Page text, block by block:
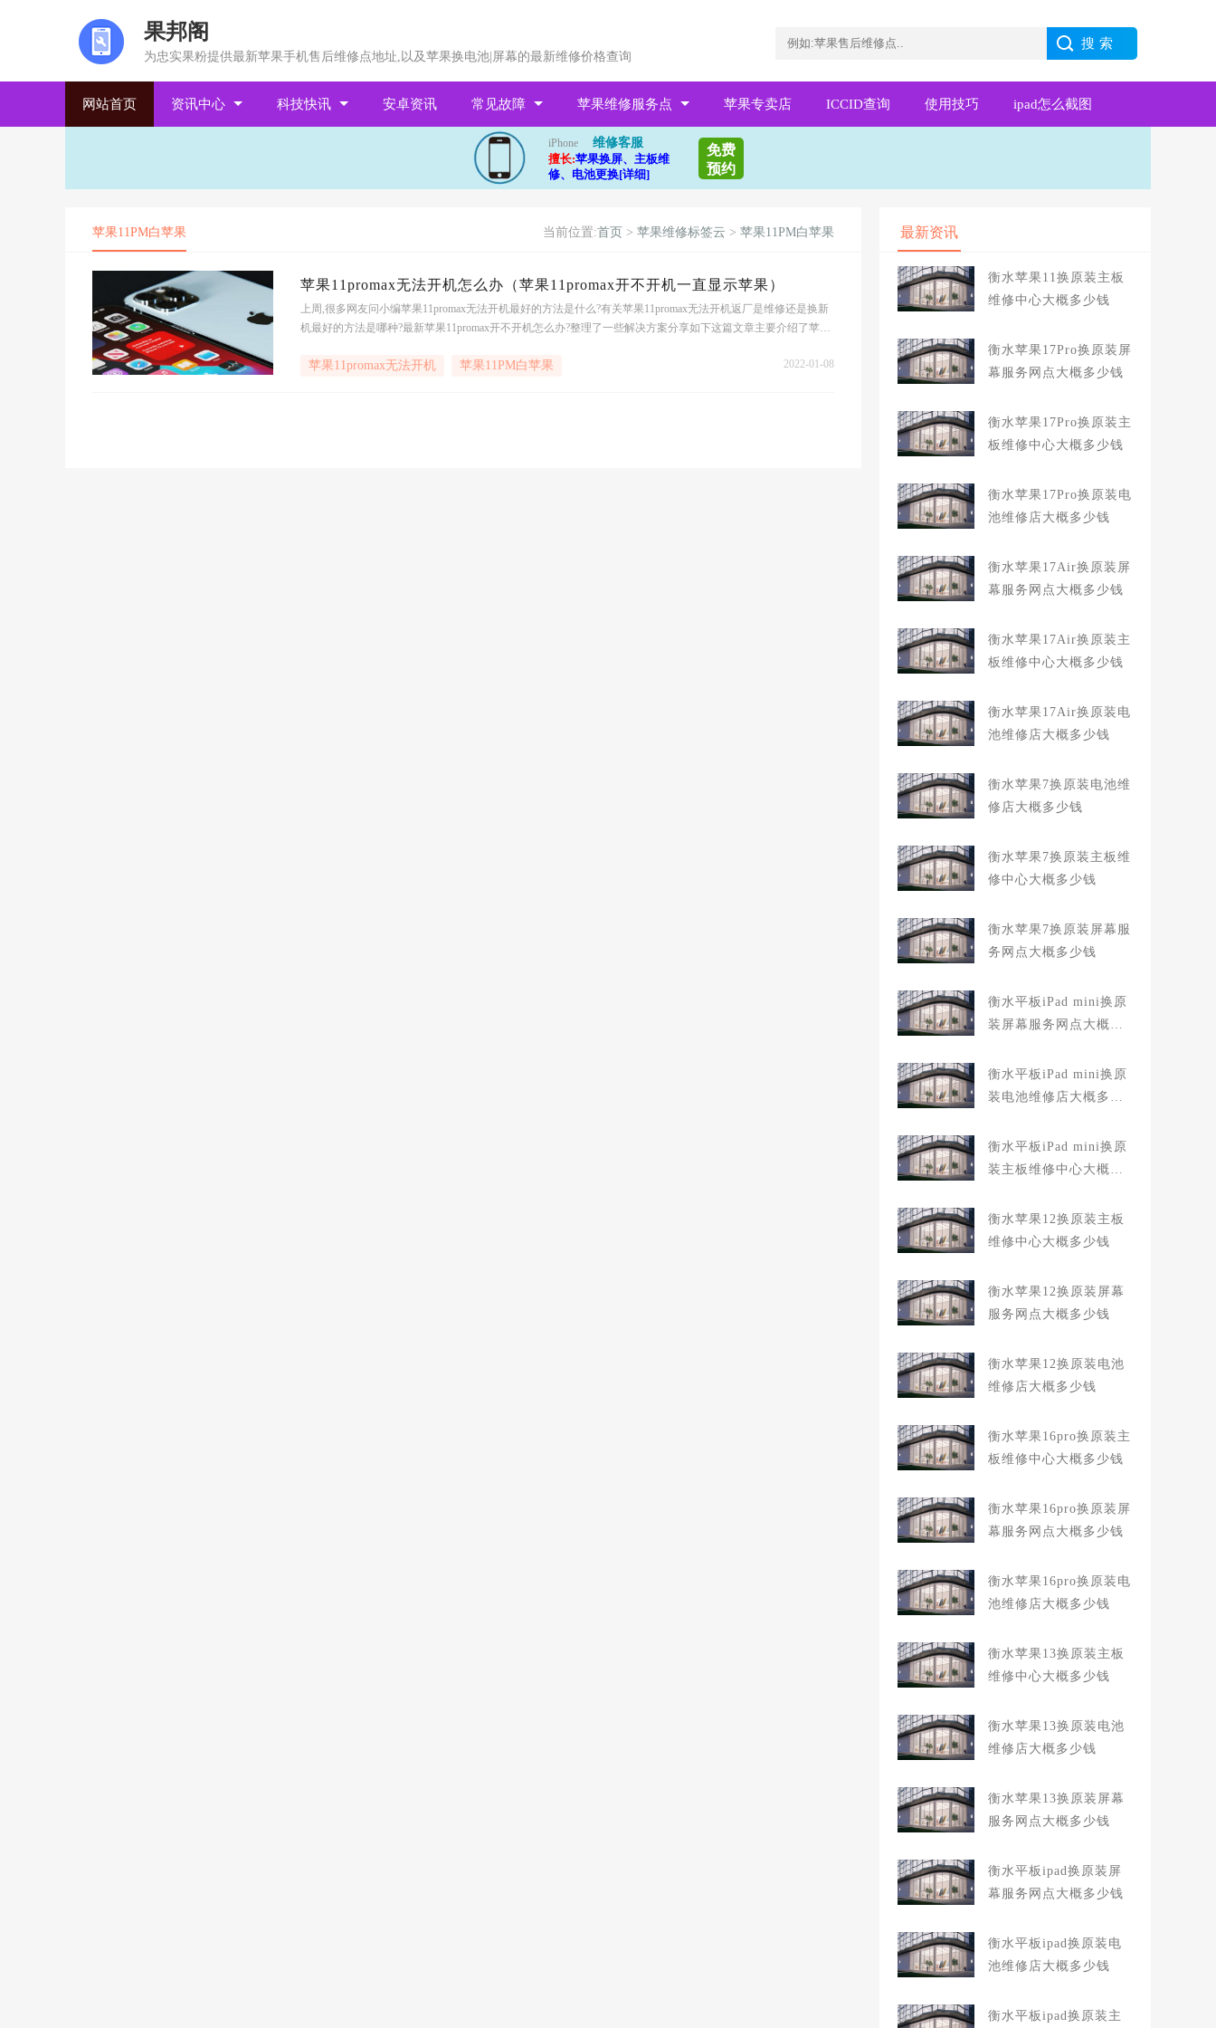
果邦阁
为忠实果粉提供最新苹果手机售后维修点地址,以及苹果换电池|屏幕的最新维修价格查询
网站首页 资讯中心 科技快讯 安卓资讯 常见故障 苹果维修服务点 苹果专卖店 ICCID查询 使用技巧 ipad怎么截图
iPhone
维修客服
擅长:苹果换屏、主板维
修、电池更换[详细]
免费
预约
苹果11PM白苹果 当前位置:首页 > 苹果维修标签云 > 苹果11PM白苹果
苹果11promax无法开机怎么办（苹果11promax开不开机一直显示苹果）
上周,很多网友问小编苹果11promax无法开机最好的方法是什么?有关苹果11promax无法开机返厂是维修还是换新
机最好的方法是哪种?最新苹果11promax开不开机怎么办?整理了一些解决方案分享如下这篇文章主要介绍了苹果
苹果11promax无法开机 苹果11PM白苹果 2022-01-08
最新资讯
衡水苹果11换原装主板
维修中心大概多少钱
衡水苹果17Pro换原装屏
幕服务网点大概多少钱
衡水苹果17Pro换原装主
板维修中心大概多少钱
衡水苹果17Pro换原装电
池维修店大概多少钱
衡水苹果17Air换原装屏
幕服务网点大概多少钱
衡水苹果17Air换原装主
板维修中心大概多少钱
衡水苹果17Air换原装电
池维修店大概多少钱
衡水苹果7换原装电池维
修店大概多少钱
衡水苹果7换原装主板维
修中心大概多少钱
衡水苹果7换原装屏幕服
务网点大概多少钱
衡水平板iPad mini换原
装屏幕服务网点大概多
衡水平板iPad mini换原
装电池维修店大概多少
衡水平板iPad mini换原
装主板维修中心大概多
衡水苹果12换原装主板
维修中心大概多少钱
衡水苹果12换原装屏幕
服务网点大概多少钱
衡水苹果12换原装电池
维修店大概多少钱
衡水苹果16pro换原装主
板维修中心大概多少钱
衡水苹果16pro换原装屏
幕服务网点大概多少钱
衡水苹果16pro换原装电
池维修店大概多少钱
衡水苹果13换原装主板
维修中心大概多少钱
衡水苹果13换原装电池
维修店大概多少钱
衡水苹果13换原装屏幕
服务网点大概多少钱
衡水平板ipad换原装屏
幕服务网点大概多少钱
衡水平板ipad换原装电
池维修店大概多少钱
衡水平板ipad换原装主